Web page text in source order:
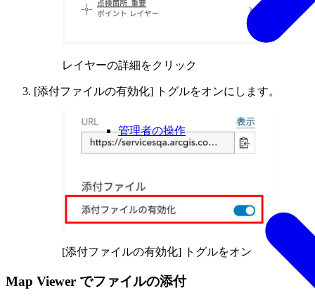
管理者の操作
レイヤーの詳細をクリック
[添付ファイルの有効化] トグルをオンにします。
[添付ファイルの有効化] トグルをオン
Map Viewer でファイルの添付